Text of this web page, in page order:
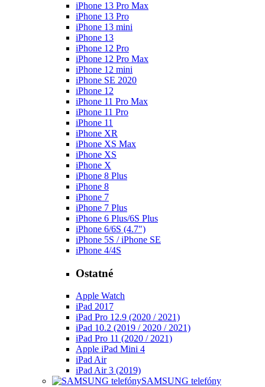
iPhone 13 Pro Max
iPhone 13 Pro
iPhone 13 mini
iPhone 13
iPhone 12 Pro
iPhone 12 Pro Max
iPhone 12 mini
iPhone SE 2020
iPhone 12
iPhone 11 Pro Max
iPhone 11 Pro
iPhone 11
iPhone XR
iPhone XS Max
iPhone XS
iPhone X
iPhone 8 Plus
iPhone 8
iPhone 7
iPhone 7 Plus
iPhone 6 Plus/6S Plus
iPhone 6/6S (4.7")
iPhone 5S / iPhone SE
iPhone 4/4S
Ostatné
Apple Watch
iPad 2017
iPad Pro 12.9 (2020 / 2021)
iPad 10.2 (2019 / 2020 / 2021)
iPad Pro 11 (2020 / 2021)
Apple iPad Mini 4
iPad Air
iPad Air 3 (2019)
SAMSUNG telefóny